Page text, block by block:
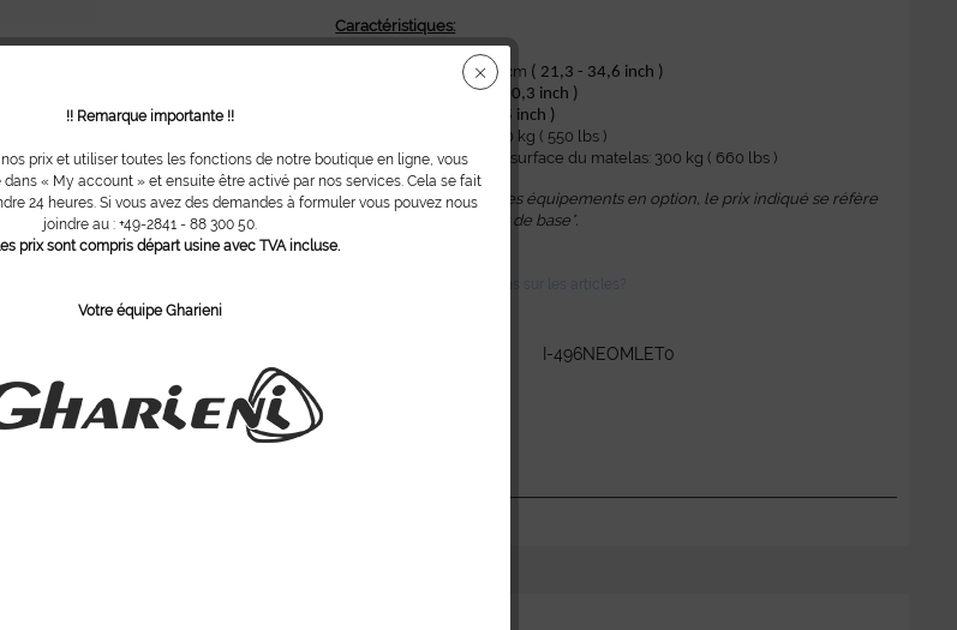
Caractéristiques:
hauteur: 54 cm - 88 cm ( 21,3 - 34,6 inch )
longueur: 204 cm ( 80,3 inch )
( 33,5 inch )
Force de levage: 250 kg ( 550 lbs )
Poids autorisé sur la surface du matelas: 300 kg ( 660 lbs )
*Les photos montrent des équipements en option, le prix indiqué se réfère
toujours à l'équipement de base*.
Avez-vous des questions sur les articles?
I-496NEOMLET0
!! Remarque importante !!
prix et utiliser toutes les fonctions de notre boutique en ligne, vous
dans « My account » et ensuite être activé par nos services. Cela se fait
24 heures. Si vous avez des demandes à formuler vous pouvez nous
joindre au : +49-2841 - 88 300 50.
prix sont compris départ usine avec TVA incluse.
Votre équipe Gharieni